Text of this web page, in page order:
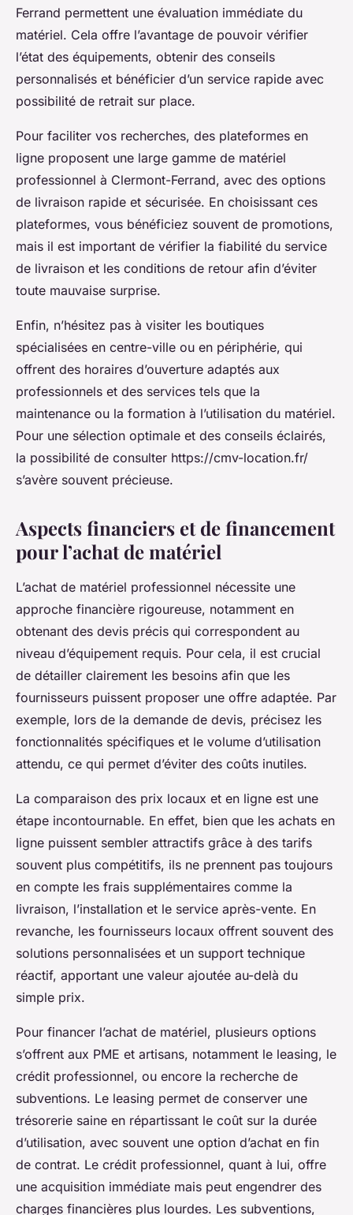
Ferrand permettent une évaluation immédiate du
matériel. Cela offre l’avantage de pouvoir vérifier
l’état des équipements, obtenir des conseils
personnalisés et bénéficier d’un service rapide avec
possibilité de retrait sur place.
Pour faciliter vos recherches, des plateformes en
ligne proposent une large gamme de matériel
professionnel à Clermont-Ferrand, avec des options
de livraison rapide et sécurisée. En choisissant ces
plateformes, vous bénéficiez souvent de promotions,
mais il est important de vérifier la fiabilité du service
de livraison et les conditions de retour afin d’éviter
toute mauvaise surprise.
Enfin, n’hésitez pas à visiter les boutiques
spécialisées en centre-ville ou en périphérie, qui
offrent des horaires d’ouverture adaptés aux
professionnels et des services tels que la
maintenance ou la formation à l’utilisation du matériel.
Pour une sélection optimale et des conseils éclairés,
la possibilité de consulter https://cmv-location.fr/
s’avère souvent précieuse.
Aspects financiers et de financement
pour l’achat de matériel
L’achat de matériel professionnel nécessite une
approche financière rigoureuse, notamment en
obtenant des devis précis qui correspondent au
niveau d’équipement requis. Pour cela, il est crucial
de détailler clairement les besoins afin que les
fournisseurs puissent proposer une offre adaptée. Par
exemple, lors de la demande de devis, précisez les
fonctionnalités spécifiques et le volume d’utilisation
attendu, ce qui permet d’éviter des coûts inutiles.
La comparaison des prix locaux et en ligne est une
étape incontournable. En effet, bien que les achats en
ligne puissent sembler attractifs grâce à des tarifs
souvent plus compétitifs, ils ne prennent pas toujours
en compte les frais supplémentaires comme la
livraison, l’installation et le service après-vente. En
revanche, les fournisseurs locaux offrent souvent des
solutions personnalisées et un support technique
réactif, apportant une valeur ajoutée au-delà du
simple prix.
Pour financer l’achat de matériel, plusieurs options
s’offrent aux PME et artisans, notamment le leasing, le
crédit professionnel, ou encore la recherche de
subventions. Le leasing permet de conserver une
trésorerie saine en répartissant le coût sur la durée
d’utilisation, avec souvent une option d’achat en fin
de contrat. Le crédit professionnel, quant à lui, offre
une acquisition immédiate mais peut engendrer des
charges financières plus lourdes. Les subventions,